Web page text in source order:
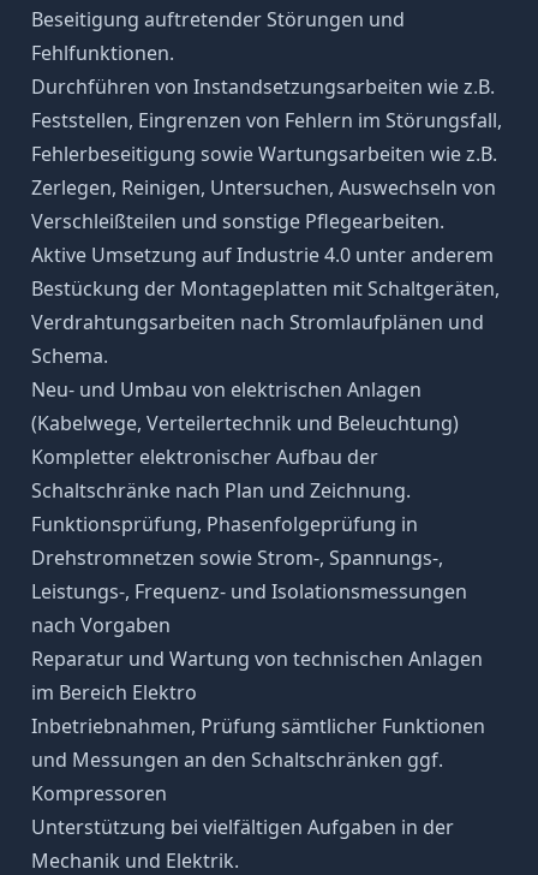
Beseitigung auftretender Störungen und
Fehlfunktionen.
Durchführen von Instandsetzungsarbeiten wie z.B.
Feststellen, Eingrenzen von Fehlern im Störungsfall,
Fehlerbeseitigung sowie Wartungsarbeiten wie z.B.
Zerlegen, Reinigen, Untersuchen, Auswechseln von
Verschleißteilen und sonstige Pflegearbeiten.
Aktive Umsetzung auf Industrie 4.0 unter anderem
Bestückung der Montageplatten mit Schaltgeräten,
Verdrahtungsarbeiten nach Stromlaufplänen und
Schema.
Neu- und Umbau von elektrischen Anlagen
(Kabelwege, Verteilertechnik und Beleuchtung)
Kompletter elektronischer Aufbau der
Schaltschränke nach Plan und Zeichnung.
Funktionsprüfung, Phasenfolgeprüfung in
Drehstromnetzen sowie Strom-, Spannungs-,
Leistungs-, Frequenz- und Isolationsmessungen
nach Vorgaben
Reparatur und Wartung von technischen Anlagen
im Bereich Elektro
Inbetriebnahmen, Prüfung sämtlicher Funktionen
und Messungen an den Schaltschränken ggf.
Kompressoren
Unterstützung bei vielfältigen Aufgaben in der
Mechanik und Elektrik.